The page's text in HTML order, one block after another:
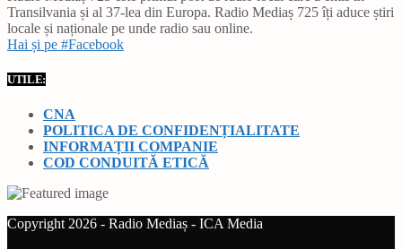
Transilvania și al 37-lea din Europa. Radio Mediaș 725 îți aduce știri
locale și naționale pe unde radio sau online.
Hai și pe #Facebook
UTILE:
CNA
POLITICA DE CONFIDENȚIALITATE
INFORMAȚII COMPANIE
COD CONDUITĂ ETICĂ
Copyright 2026 - Radio Mediaș - ICA Media